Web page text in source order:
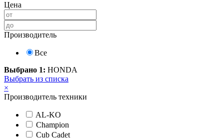
Цена
Производитель
Все
Выбрано 1: HONDA
Выбрать из списка
×
Производитель техники
AL-KO
Champion
Cub Cadet